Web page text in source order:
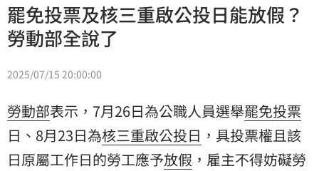
罷免投票及核三重啟公投日能放假？
勞動部全說了
2025/07/15 20:00:00
勞動部表示，7月26日為公職人員選舉罷免投票
日、8月23日為核三重啟公投日 ，具投票權且該
日原屬工作日的勞工應予放假 ，雇主不得妨礙勞